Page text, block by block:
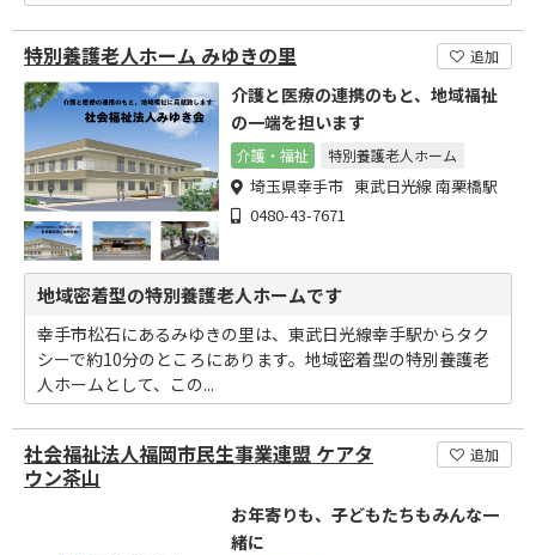
特別養護老人ホーム みゆきの里 追加
介護と医療の連携のもと、地域福祉
の一端を担います
介護・福祉 特別養護老人ホーム
埼玉県幸手市 東武日光線 南栗橋駅
0480-43-7671
地域密着型の特別養護老人ホームです
幸手市松石にあるみゆきの里は、東武日光線幸手駅からタク
シーで約10分のところにあります。地域密着型の特別養護老
人ホームとして、この...
社会福祉法人福岡市民生事業連盟 ケアタ
ウン茶山
追加
お年寄りも、子どもたちもみんな一
緒に